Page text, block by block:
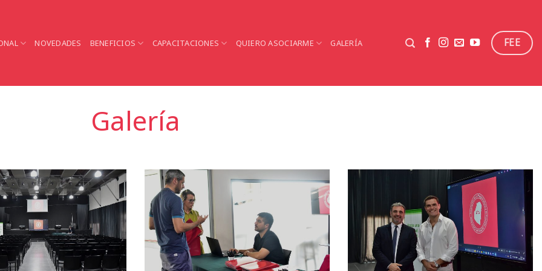
NOVEDADES BENEFICIOS CAPACITACIONES QUIERO ASOCIARME GALERÍA FEE
Galería